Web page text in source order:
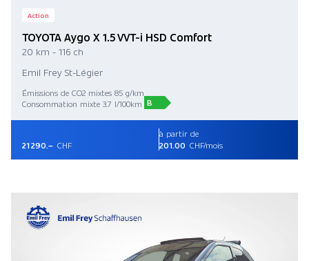
Action
TOYOTA Aygo X 1.5 VVT-i HSD Comfort
20 km - 116 ch
Emil Frey St-Légier
Émissions de CO2 mixtes 85 g/km
Consommation mixte 3.7 l/100km B
21 290.– CHF
à partir de
201.00 CHF/mois